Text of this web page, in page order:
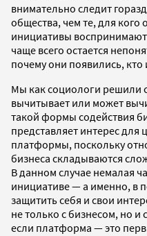
внимательно следит
общества, чем те, для
инициативы
чаще всего остается
почему они появились, кто
Мы как социологи решили
вычитывает или может
такой формы содействия
представляет интерес для
платформы, поскольку
бизнеса складываются
В данном случае немалая
инициативе — а именно, в
защитить себя и свои
не только с бизнесом, но
если платформа — это